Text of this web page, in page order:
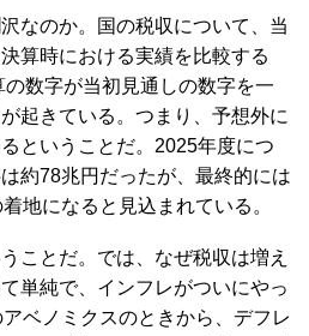
なのか。国の税収について、当
算時における実績を比較する
数字が当初見通しの数字を一
起きている。つまり、予想外に
ということだ。2025年度につ
約78兆円だったが、最終的には
地になると見込まれている。
ことだ。では、なぜ税収は増え
単純で、インフレがついにやっ
ベノミクスのときから、デフレ